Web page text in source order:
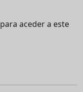
para aceder a este